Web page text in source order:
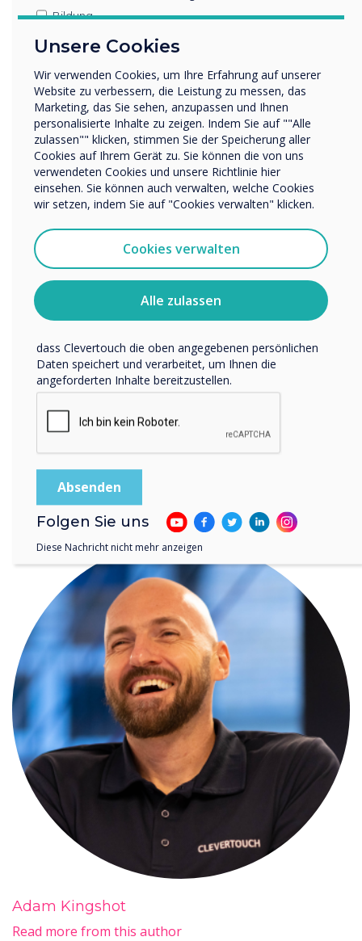
WRITTEN BY
Adam Kingshot
Read more from this author
Welt revolutionäre
technologische
Innovationen zu bieten. Wir
sind stolz darauf, der erste
Partner zu sein, der Displays
mit EDLA-Zertifizierung in
den Markt einführt - ein
Meilenstein, der sowohl für
Clevertouch-Partner als
auch Endverbraucher
einschneidend ist.
Unsere Cookies
Wir verwenden Cookies, um Ihre Erfahrung auf unserer
Website zu verbessern, die Leistung zu messen, das
Marketing, das Sie sehen, anzupassen und Ihnen
personalisierte Inhalte zu zeigen. Indem Sie auf ""Alle
zulassen"" klicken, stimmen Sie der Speicherung aller
Cookies auf Ihrem Gerät zu. Sie können die von uns
verwendeten Cookies und unsere Richtlinie hier
einsehen. Sie können auch verwalten, welche Cookies
wir setzen, indem Sie auf "Cookies verwalten" klicken.
Cookies verwalten
Alle zulassen
Bildung
Sonstiges
Name Unternehmen/Einrichtung
Wir möchten Sie gerne per E-Mail, Telefon oder Post
bezüglich unserer Produkte und Dienstleistungen
kontaktieren.
Ich bin damit einverstanden, Mitteilungen von
Sie können diese Benachrichtigungen jederzeit
abbestellen. Weitere Informationen zum Abbestellen, zu
unseren Datenschutzverfahren und dazu, wie wir Ihre
Privatsphäre schützen und respektieren, finden Sie in
unserer Datenschutzrichtlinie.
dass Clevertouch die oben angegebenen persönlichen
Daten speichert und verarbeitet, um Ihnen die
angeforderten Inhalte bereitzustellen.
Folgen Sie uns
Diese Nachricht nicht mehr anzeigen